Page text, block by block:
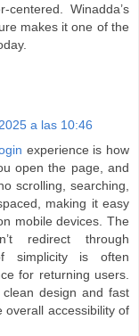
Winadda’s
makes it one of the
a las 10:46
experience is how
open the page, and
scrolling, searching,
making it easy
mobile devices. The
redirect through
simplicity is often
for returning users.
design and fast
overall accessibility of